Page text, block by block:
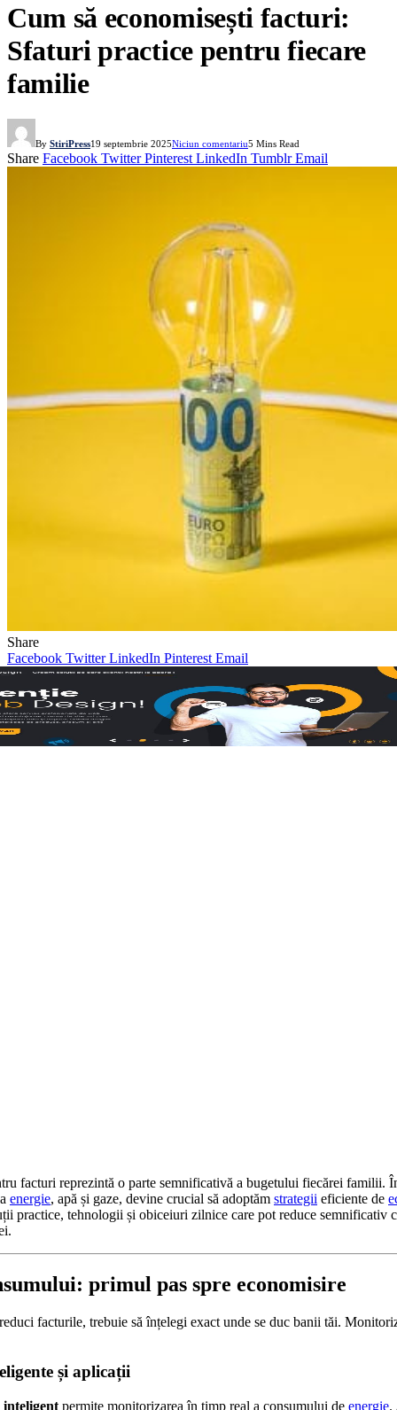
Cum să economisești facturi:
Sfaturi practice pentru fiecare
familie
By StiriPress19 septembrie 2025Niciun comentariu5 Mins Read
Share Facebook Twitter Pinterest LinkedIn Tumblr Email
Share
Facebook Twitter LinkedIn Pinterest Email
facturi reprezintă o parte semnificativă a bugetului fiecărei familii.
energie, apă și gaze, devine crucial să adoptăm strategii eficiente de
practice, tehnologii și obiceiuri zilnice care pot reduce semnificativ
primul pas spre economisire
facturile, trebuie să înțelegi exact unde se duc banii tăi.
și aplicații
inteligent permite monitorizarea în timp real a consumului de energie.